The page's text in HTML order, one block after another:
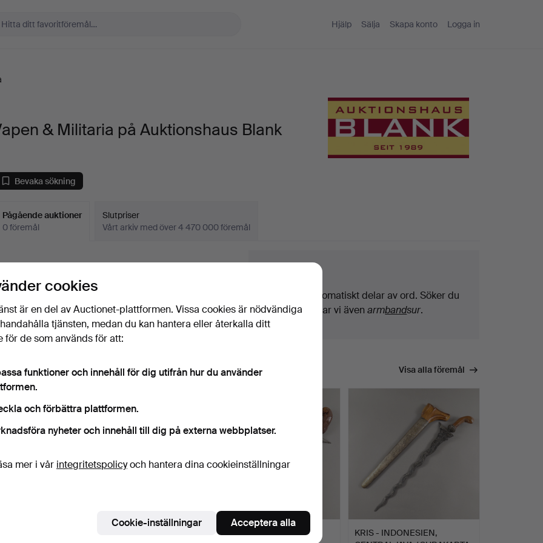
Hjälp Sälja Skapa konto Logga in
& Militaria på Auktionshaus Blank
Bevaka sökning
Pågående auktioner
0 föremål
Slutpriser
Vårt arkiv med över 4 470 000 föremål
“Bevaka sökning”
det kommer in.
Vi söker automatiskt delar av ord. Söker du
påband hittar vi ävenarmbandsur.
matchar din sökning Visa alla föremål
KRIS - INDONESIEN,
KRIS - INDONESIEN,
cookies
är en del av Auctionet-plattformen. Vissa cookies är nödvändiga
tjänsten, medan du kan hantera eller återkalla ditt
för de som används för att:
funktioner och innehåll för dig utifrån hur du använder
och förbättra plattformen.
nyheter och innehåll till dig på externa webbplatser.
mer i vår integritetspolicyoch hantera dina cookieinställningar
Cookie-inställningar Acceptera alla